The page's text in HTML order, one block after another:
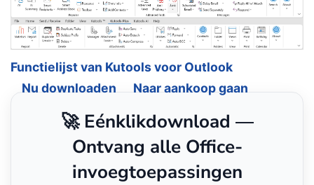
Functielijst van Kutools voor Outlook
Nu downloaden
Naar aankoop gaan
🚀 Eénklikdownload —
Ontvang alle Office-
invoegtoepassingen